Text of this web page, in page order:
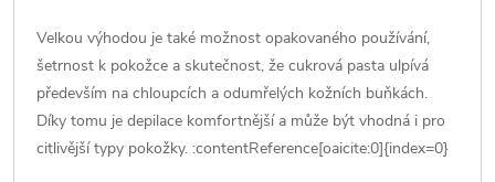
Velkou výhodou je také možnost opakovaného používání,
šetrnost k pokožce a skutečnost, že cukrová pasta ulpívá
především na chloupcích a odumřelých kožních buňkách.
Díky tomu je depilace komfortnější a může být vhodná i pro
citlivější typy pokožky. :contentReference[oaicite:0]{index=0}